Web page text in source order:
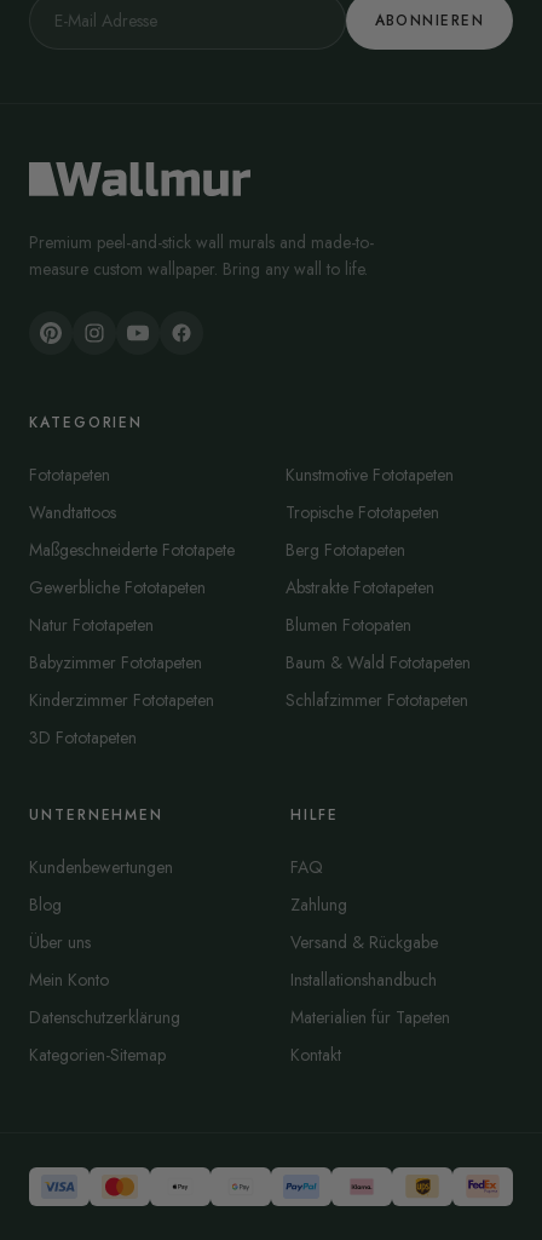
ABONNIEREN
Premium peel-and-stick wall murals and made-to-
measure custom wallpaper. Bring any wall to life.
KATEGORIEN
Fototapeten
Wandtattoos
Maßgeschneiderte Fototapete
Gewerbliche Fototapeten
Natur Fototapeten
Babyzimmer Fototapeten
Kinderzimmer Fototapeten
3D Fototapeten
Kunstmotive Fototapeten
Tropische Fototapeten
Berg Fototapeten
Abstrakte Fototapeten
Blumen Fotopaten
Baum & Wald Fototapeten
Schlafzimmer Fototapeten
UNTERNEHMEN
Kundenbewertungen
Blog
Über uns
Mein Konto
Datenschutzerklärung
Kategorien-Sitemap
HILFE
FAQ
Zahlung
Versand & Rückgabe
Installationshandbuch
Materialien für Tapeten
Kontakt